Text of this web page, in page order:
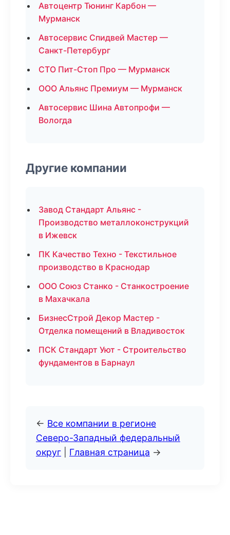
Автоцентр Тюнинг Карбон —
Мурманск
Автосервис Спидвей Мастер —
Санкт-Петербург
СТО Пит-Стоп Про — Мурманск
ООО Альянс Премиум — Мурманск
Автосервис Шина Автопрофи —
Вологда
Другие компании
Завод Стандарт Альянс -
Производство металлоконструкций
в Ижевск
ПК Качество Техно - Текстильное
производство в Краснодар
ООО Союз Станко - Станкостроение
в Махачкала
БизнесСтрой Декор Мастер -
Отделка помещений в Владивосток
ПСК Стандарт Уют - Строительство
фундаментов в Барнаул
← Все компании в регионе
Северо-Западный федеральный
округ
Главная страница →